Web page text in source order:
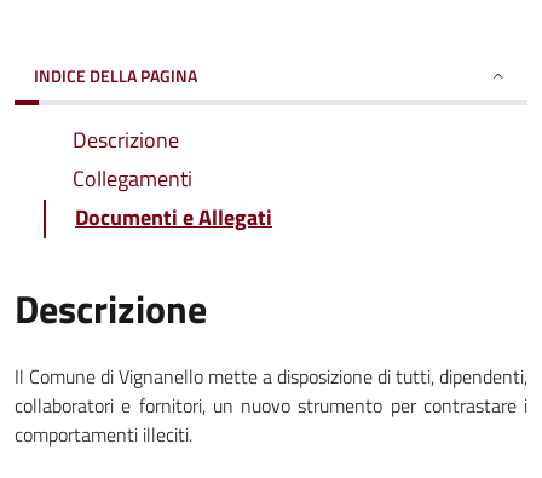
INDICE DELLA PAGINA
Descrizione
Collegamenti
Documenti e Allegati
Descrizione
Il Comune di Vignanello mette a disposizione di tutti, dipendenti,
collaboratori e fornitori, un nuovo strumento per contrastare i
comportamenti illeciti.